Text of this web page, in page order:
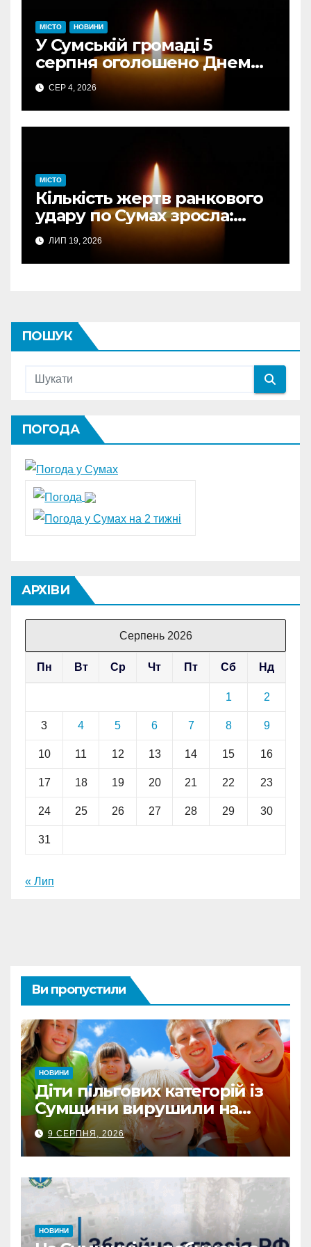
МІСТО НОВИНИ
У Сумській громаді 5
серпня оголошено Днем
жалоби за загиблими від
авіаудару
СЕР 4, 2026
МІСТО
Кількість жертв ранкового
удару по Сумах зросла:
підтверджено загибель
однієї людини
ЛИП 19, 2026
ПОШУК
ПОГОДА
АРХІВИ
Серпень 2026
Пн Вт Ср Чт Пт Сб Нд
1 2
3 4 5 6 7 8 9
10 11 12 13 14 15 16
17 18 19 20 21 22 23
24 25 26 27 28 29 30
31
« Лип
Ви пропустили
НОВИНИ
Діти пільгових категорій із
Сумщини вирушили на
оздоровлення до Польщі
9 СЕРПНЯ, 2026
НОВИНИ